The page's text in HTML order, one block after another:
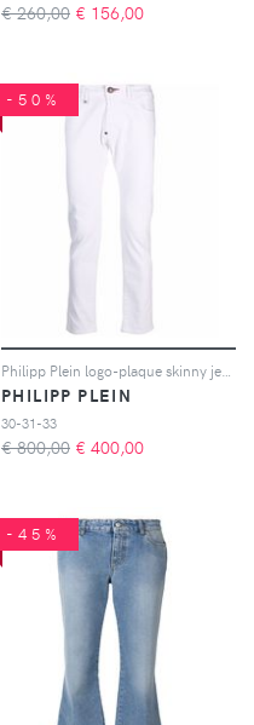
€ 260,00 € 156,00
-50%
PHILIPP PLEIN
30-31-33
€ 800,00 € 400,00
-45%